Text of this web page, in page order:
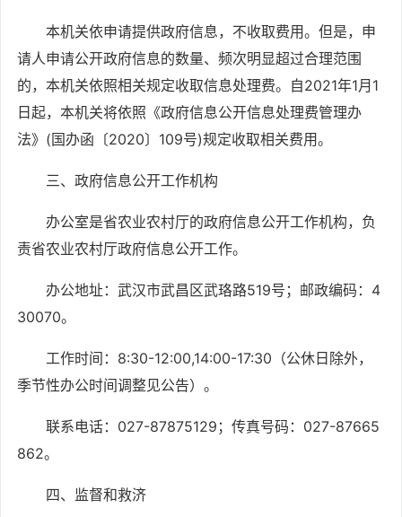
本机关依申请提供政府信息，不收取费用。但是，申
请人申请公开政府信息的数量、频次明显超过合理范围
的，本机关依照相关规定收取信息处理费。 自2021年1月1
日起，本机关将依照 《政府信息公开信息处理费管理办
法》 (国办函〔2020〕109号)规定收取相关费用。
三、政府信息公开工作机构
办公室是省农业农村厅的政府信息公开工作机构，负
责省农业农村厅政府信息公开工作。
办公地址：武汉市武昌区武珞路519号；邮政编码：4
30070。
工作时间： 8:30-12:00,14:00-17:30（公休日除外，
季节性办公时间调整见公告）。
联系电话： 027-87875129；传真号码：027-87665
862。
四、监督和救济